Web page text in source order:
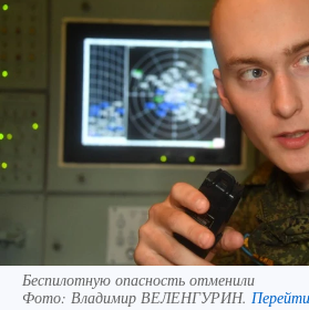
Беспилотную опасность отменили
Фото: Владимир ВЕЛЕНГУРИН.